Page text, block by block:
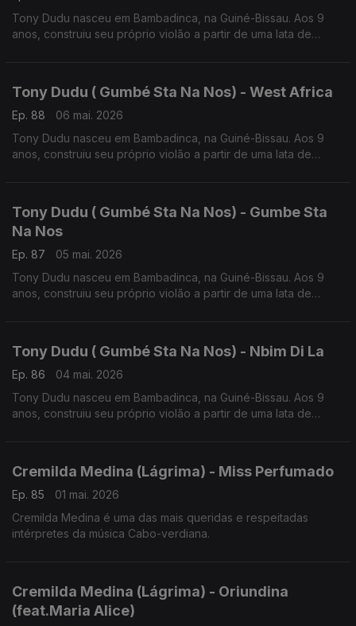
Tony Dudu nasceu em Bambadinca, na Guiné-Bissau. Aos 9
anos, construiu seu próprio violão a partir de uma lata de
Tony Dudu ( Gumbé Sta Na Nos) - West Africa
Ep. 88
06 mai. 2026
Tony Dudu nasceu em Bambadinca, na Guiné-Bissau. Aos 9
anos, construiu seu próprio violão a partir de uma lata de
Tony Dudu ( Gumbé Sta Na Nos) - Gumbe Sta
Na Nos
Ep. 87
05 mai. 2026
Tony Dudu nasceu em Bambadinca, na Guiné-Bissau. Aos 9
anos, construiu seu próprio violão a partir de uma lata de
Tony Dudu ( Gumbé Sta Na Nos) - Nbim Di La
Ep. 86
04 mai. 2026
Tony Dudu nasceu em Bambadinca, na Guiné-Bissau. Aos 9
anos, construiu seu próprio violão a partir de uma lata de
Cremilda Medina (Lágrima) - Miss Perfumado
Ep. 85
01 mai. 2026
Cremilda Medina é uma das mais queridas e respeitadas
intérpretes da música Cabo-verdiana.
Cremilda Medina (Lágrima) - Oriundina
(feat.Maria Alice)